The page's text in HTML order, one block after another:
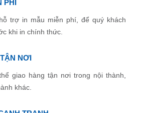
PHÍ
trợ in mẫu miễn phí, để quý khách
khi in chính thức.
NƠI
giao hàng tận nơi trong nội thành,
khác.